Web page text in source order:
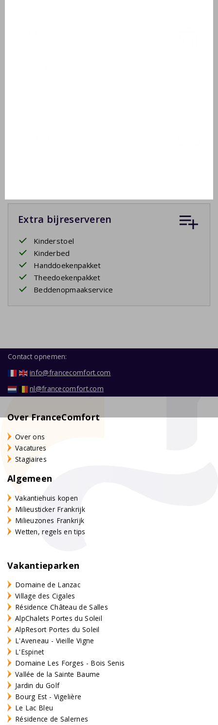
Extra bijreserveren
Kinderstoel
Kinderbed
Handdoekenpakket
Theedoekenpakket
Beddenopmaakservice
Contact opnemen:
info@francecomfort.com
nl@francecomfort.com
Over FranceComfort
Over ons
Vacatures
Stagiaires
Algemeen
Vakantiehuis kopen
Milieusticker Frankrijk
Milieuzones Frankrijk
Wetten, regels en tips
Vakantieparken
Domaine de Lanzac
Village des Cigales
Résidence Château de Salles
AlpChalets Portes du Soleil
AlpResort Portes du Soleil
L'Aveneau - Vieille Vigne
L'Espinet
Domaine Les Forges - Bois Senis
Vallée de la Sainte Baume
Jardin du Golf
Bourg Est - Vigelière
Le Lac Bleu
Résidence de Salernes